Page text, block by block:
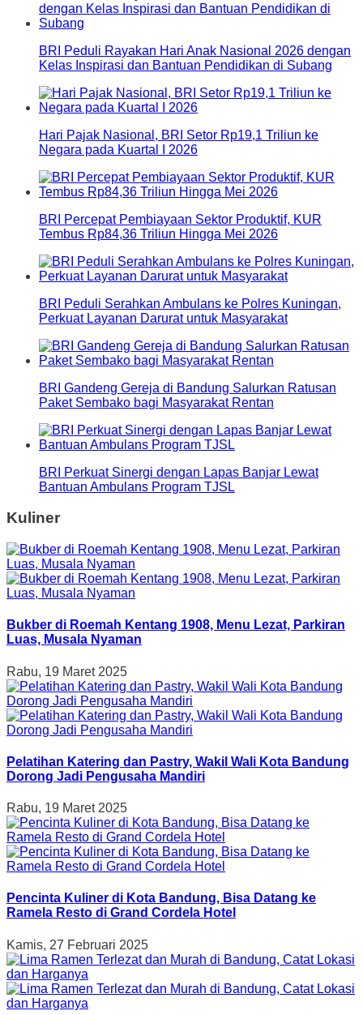
BRI Peduli Rayakan Hari Anak Nasional 2026 dengan
Kelas Inspirasi dan Bantuan Pendidikan di Subang
Hari Pajak Nasional, BRI Setor Rp19,1 Triliun ke
Negara pada Kuartal I 2026
BRI Percepat Pembiayaan Sektor Produktif, KUR
Tembus Rp84,36 Triliun Hingga Mei 2026
BRI Peduli Serahkan Ambulans ke Polres Kuningan,
Perkuat Layanan Darurat untuk Masyarakat
BRI Gandeng Gereja di Bandung Salurkan Ratusan
Paket Sembako bagi Masyarakat Rentan
BRI Perkuat Sinergi dengan Lapas Banjar Lewat
Bantuan Ambulans Program TJSL
Kuliner
Bukber di Roemah Kentang 1908, Menu Lezat, Parkiran
Luas, Musala Nyaman
Rabu, 19 Maret 2025
Pelatihan Katering dan Pastry, Wakil Wali Kota Bandung
Dorong Jadi Pengusaha Mandiri
Rabu, 19 Maret 2025
Pencinta Kuliner di Kota Bandung, Bisa Datang ke
Ramela Resto di Grand Cordela Hotel
Kamis, 27 Februari 2025